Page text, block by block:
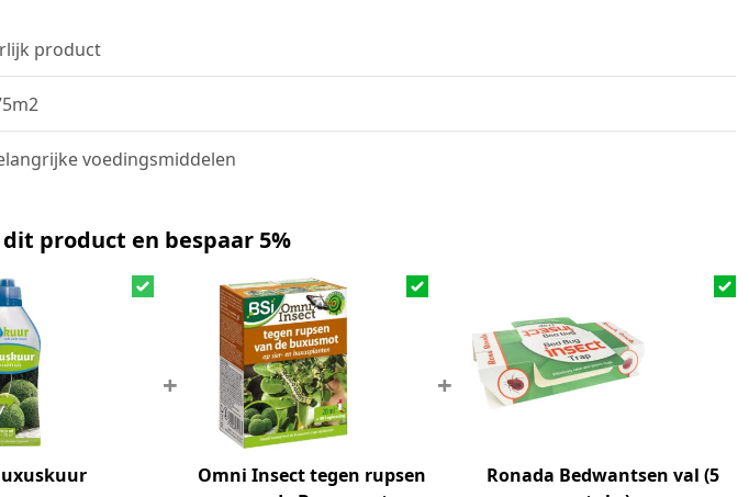
product
voedingsmiddelen
product en bespaar 5%
+
Omni Insect tegen rupsen
+
Ronada Bedwantsen val (5